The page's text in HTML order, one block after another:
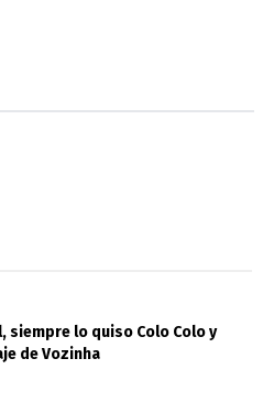
siempre lo quiso Colo Colo y
de Vozinha